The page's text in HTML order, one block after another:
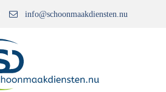
info@schoonmaakdiensten.nu